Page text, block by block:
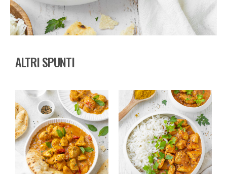
ALTRI SPUNTI